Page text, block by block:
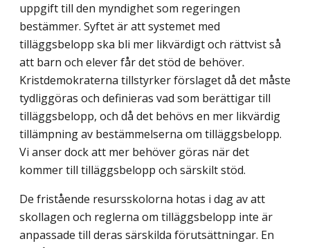
uppgift till den myndighet som regeringen
bestämmer. Syftet är att systemet med
tilläggsbelopp ska bli mer likvärdigt och rättvist så
att barn och elever får det stöd de behöver.
Kristdemokraterna tillstyrker förslaget då det måste
tydliggöras och definieras vad som berättigar till
tilläggsbelopp, och då det behövs en mer likvärdig
tillämpning av bestämmelserna om tilläggsbelopp.
Vi anser dock att mer behöver göras när det
kommer till tilläggsbelopp och särskilt stöd.
De fristående resursskolorna hotas i dag av att
skollagen och reglerna om tilläggsbelopp inte är
anpassade till deras särskilda förutsättningar. En